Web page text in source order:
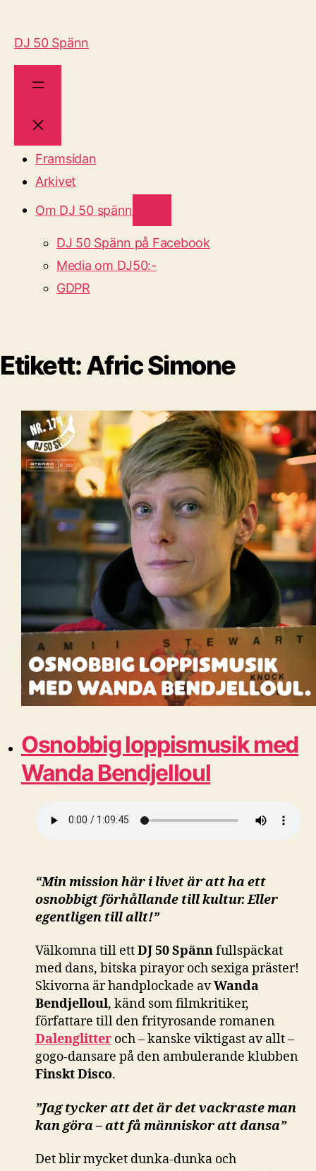
DJ 50 Spänn
Framsidan
Arkivet
Om DJ 50 spänn
DJ 50 Spänn på Facebook
Media om DJ50:-
GDPR
Etikett:Afric Simone
Osnobbig loppismusik med
Wanda Bendjelloul
“Min mission här i livet är att ha ett
osnobbigt förhållande till kultur. Eller
egentligen till allt!”
Välkomna till ettDJ 50 Spännfullspäckat
med dans, bitska pirayor och sexiga präster!
Skivorna är handplockade avWanda
Bendjelloul, känd som filmkritiker,
författare till den frityrosande romanen
Dalenglitter och – kanske viktigast av allt –
gogo-dansare på den ambulerande klubben
Finskt Disco.
”Jag tycker att det är det vackraste man
kan göra – att få människor att dansa”
Det blir mycket dunka-dunka och